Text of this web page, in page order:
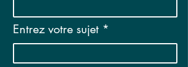
Entrez votre sujet